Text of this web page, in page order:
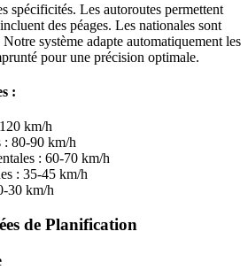
spécificités. Les autoroutes permettent
des péages. Les nationales sont
système adapte automatiquement les
pour une précision optimale.
:
km/h
: 80-90 km/h
: 60-70 km/h
: 35-45 km/h
30 km/h
de Planification